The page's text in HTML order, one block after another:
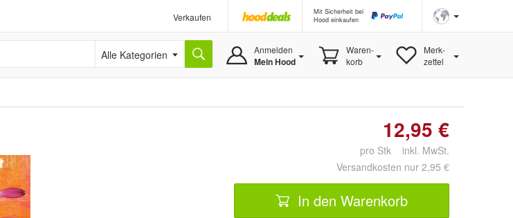
Verkaufen
Mit Sicherheit bei
Hood einkaufen
Alle Kategorien Anmelden
Mein Hood
Waren-
korb
Merk-
zettel
12,95 €
pro Stk inkl. MwSt.
Versandkosten nur 2,95 €
In den Warenkorb